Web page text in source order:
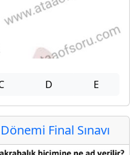
D E
Final Sınavı